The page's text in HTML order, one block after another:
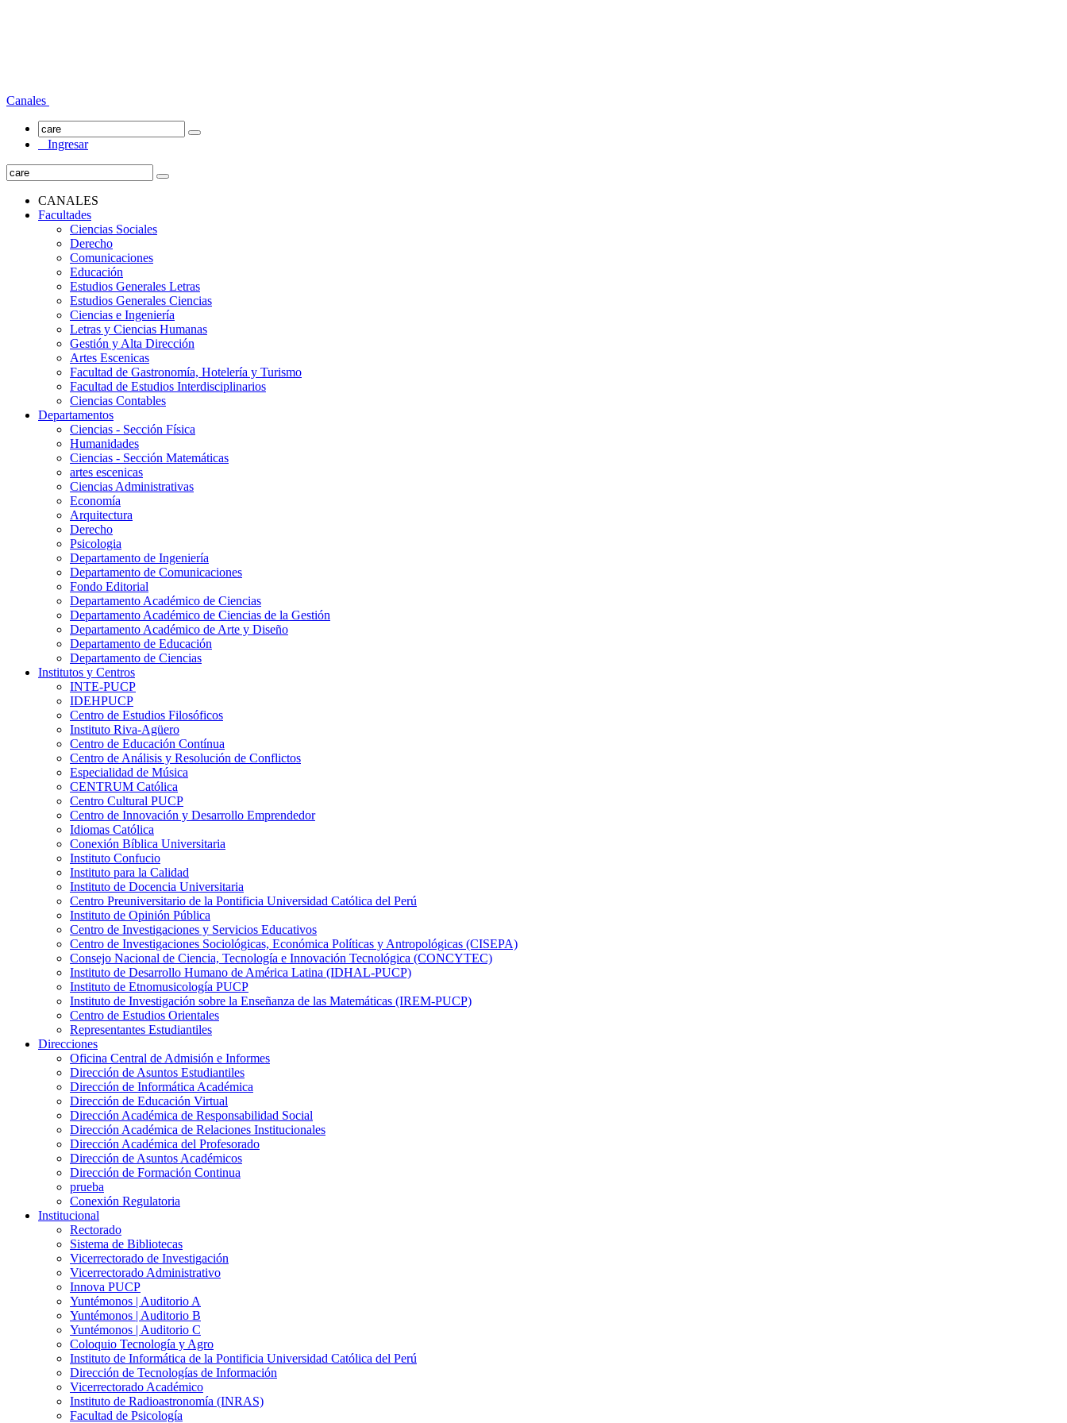
Canales
Ingresar
CANALES
Facultades
Ciencias Sociales
Derecho
Comunicaciones
Educación
Estudios Generales Letras
Estudios Generales Ciencias
Ciencias e Ingeniería
Letras y Ciencias Humanas
Gestión y Alta Dirección
Artes Escenicas
Facultad de Gastronomía, Hotelería y Turismo
Facultad de Estudios Interdisciplinarios
Ciencias Contables
Departamentos
Ciencias - Sección Física
Humanidades
Ciencias - Sección Matemáticas
artes escenicas
Ciencias Administrativas
Economía
Arquitectura
Derecho
Psicologia
Departamento de Ingeniería
Departamento de Comunicaciones
Fondo Editorial
Departamento Académico de Ciencias
Departamento Académico de Ciencias de la Gestión
Departamento Académico de Arte y Diseño
Departamento de Educación
Departamento de Ciencias
Institutos y Centros
INTE-PUCP
IDEHPUCP
Centro de Estudios Filosóficos
Instituto Riva-Agüero
Centro de Educación Contínua
Centro de Análisis y Resolución de Conflictos
Especialidad de Música
CENTRUM Católica
Centro Cultural PUCP
Centro de Innovación y Desarrollo Emprendedor
Idiomas Católica
Conexión Bíblica Universitaria
Instituto Confucio
Instituto para la Calidad
Instituto de Docencia Universitaria
Centro Preuniversitario de la Pontificia Universidad Católica del Perú
Instituto de Opinión Pública
Centro de Investigaciones y Servicios Educativos
Centro de Investigaciones Sociológicas, Económica Políticas y Antropológicas (CISEPA)
Consejo Nacional de Ciencia, Tecnología e Innovación Tecnológica (CONCYTEC)
Instituto de Desarrollo Humano de América Latina (IDHAL-PUCP)
Instituto de Etnomusicología PUCP
Instituto de Investigación sobre la Enseñanza de las Matemáticas (IREM-PUCP)
Centro de Estudios Orientales
Representantes Estudiantiles
Direcciones
Oficina Central de Admisión e Informes
Dirección de Asuntos Estudiantiles
Dirección de Informática Académica
Dirección de Educación Virtual
Dirección Académica de Responsabilidad Social
Dirección Académica de Relaciones Institucionales
Dirección Académica del Profesorado
Dirección de Asuntos Académicos
Dirección de Formación Continua
prueba
Conexión Regulatoria
Institucional
Rectorado
Sistema de Bibliotecas
Vicerrectorado de Investigación
Vicerrectorado Administrativo
Innova PUCP
Yuntémonos | Auditorio A
Yuntémonos | Auditorio B
Yuntémonos | Auditorio C
Coloquio Tecnología y Agro
Instituto de Informática de la Pontificia Universidad Católica del Perú
Dirección de Tecnologías de Información
Vicerrectorado Académico
Instituto de Radioastronomía (INRAS)
Facultad de Psicología